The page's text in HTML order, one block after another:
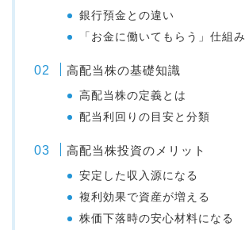
銀行預金との違い
「お金に働いてもらう」仕組み
高配当株の基礎知識
高配当株の定義とは
配当利回りの目安と分類
高配当株投資のメリット
安定した収入源になる
複利効果で資産が増える
株価下落時の安心材料になる